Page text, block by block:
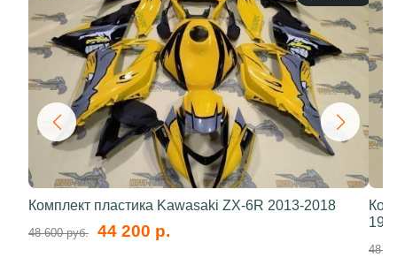
Комплект пластика Kawasaki ZX-6R 2013-2018
48 600 руб. 44 200 р.
48